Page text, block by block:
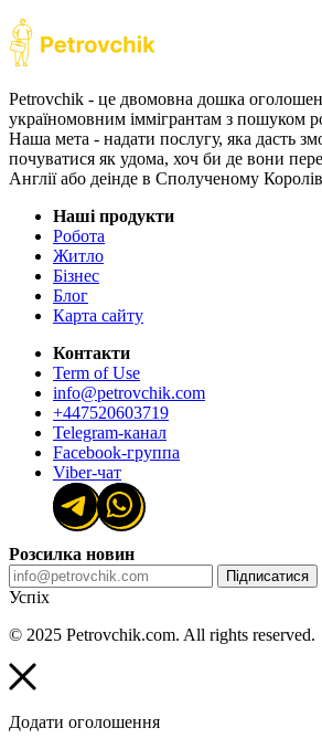
Petrovchik - це двомовна дошка
україномовним іммігрантам з пошуком
Наша мета - надати послугу, яка дасть
почуватися як удома, хоч би де вони
Англії або деінде в Сполученому
Наші продукти
Робота
Житло
Бізнес
Блог
Карта сайту
Контакти
Term of Use
info@petrovchik.com
+447520603719
Telegram-канал
Facebook-группа
Viber-чат
Розсилка новин
Підписатися
Успіх
© 2025 Petrovchik.com. All rights reserved.
Додати оголошення